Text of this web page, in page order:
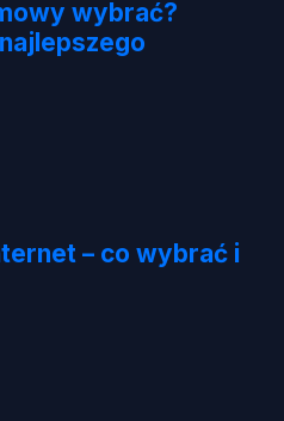
wybrać?
– co wybrać i